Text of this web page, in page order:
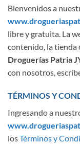
Bienvenidos a
libre y gratuita. La
contenido, la tienda
Droguerías Patria
con nosotros,
TÉRMINOS Y
Ingresando a
losTérminos y